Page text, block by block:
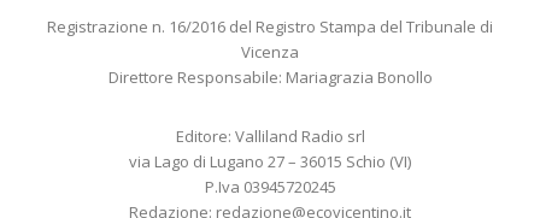
Registrazione n. 16/2016 del Registro Stampa del Tribunale di
Vicenza
Direttore Responsabile: Mariagrazia Bonollo
Editore: Valliland Radio srl
via Lago di Lugano 27 – 36015 Schio (VI)
P.Iva 03945720245
Redazione: redazione@ecovicentino.it